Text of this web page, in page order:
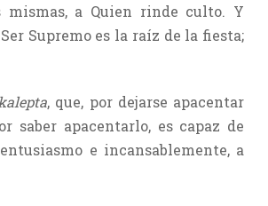
mismas, a Quien rinde culto. Y
Supremo es la raíz de la fiesta;
, que, por dejarse apacentar
saber apacentarlo, es capaz de
e incansablemente, a